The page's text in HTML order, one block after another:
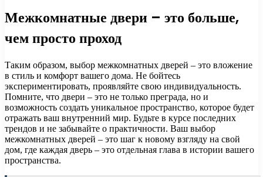
Межкомнатные двери – это больше,
чем просто проход
Таким образом, выбор межкомнатных дверей – это вложение
в стиль и комфорт вашего дома. Не бойтесь
экспериментировать, проявляйте свою индивидуальность.
Помните, что двери – это не только преграда, но и
возможность создать уникальное пространство, которое будет
отражать ваш внутренний мир. Будьте в курсе последних
трендов и не забывайте о практичности. Ваш выбор
межкомнатных дверей – это шаг к новому взгляду на свой
дом, где каждая дверь – это отдельная глава в истории вашего
пространства.